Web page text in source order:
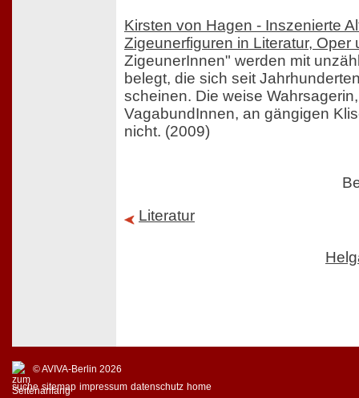
Kirsten von Hagen - Inszenierte
Zigeunerfiguren in Literatur, Oper
ZigeunerInnen" werden mit
belegt, die sich seit
scheinen. Die weise
VagabundInnen, an gängigen
nicht. (2009)
Literatur
© AVIVA-Berlin 2026
suche sitemap impressum datenschutz home